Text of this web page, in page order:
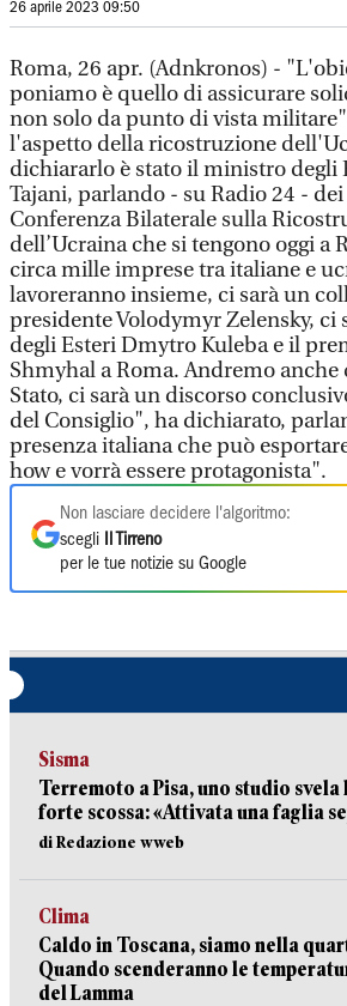
26 aprile 2023 09:50
Roma, 26 apr. (Adnkronos) -
poniamo è quello di assicurare
non solo da punto di vista
l'aspetto della ricostruzione
dichiararlo è stato il ministro degli
Tajani, parlando - su Radio 24 -
Conferenza Bilaterale sulla
dell’Ucraina che si tengono oggi a
circa mille imprese tra italiane e
lavoreranno insieme, ci sarà un
presidente Volodymyr Zelensky,
degli Esteri Dmytro Kuleba e il
Shmyhal a Roma. Andremo anche
Stato, ci sarà un discorso
del Consiglio", ha dichiarato,
presenza italiana che può
how e vorrà essere protagonista".
Non lasciare decidere l'algoritmo:
scegli
Il Tirreno
per le tue notizie su Google
Sisma
Terremoto a Pisa, uno studio
forte scossa: «Attivata una faglia
di Redazione wweb
Clima
Caldo in Toscana, siamo nella
Quando scenderanno le
del Lamma